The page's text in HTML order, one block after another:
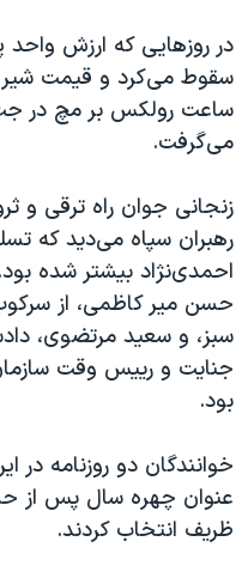
سقوط می‌کرد و قیمت شیر
ساعت رولکس بر مچ در
می‌گرفت.
زنجانی جوان راه ترقی و
رهبران سپاه می‌دید که
احمدی‌نژاد بیشتر شده
حسن میر کاظمی، از
سبز، و سعید مرتضوی،
جنایت و رییس وقت
بود.
عنوان چهره سال پس از
ظریف انتخاب کردند.